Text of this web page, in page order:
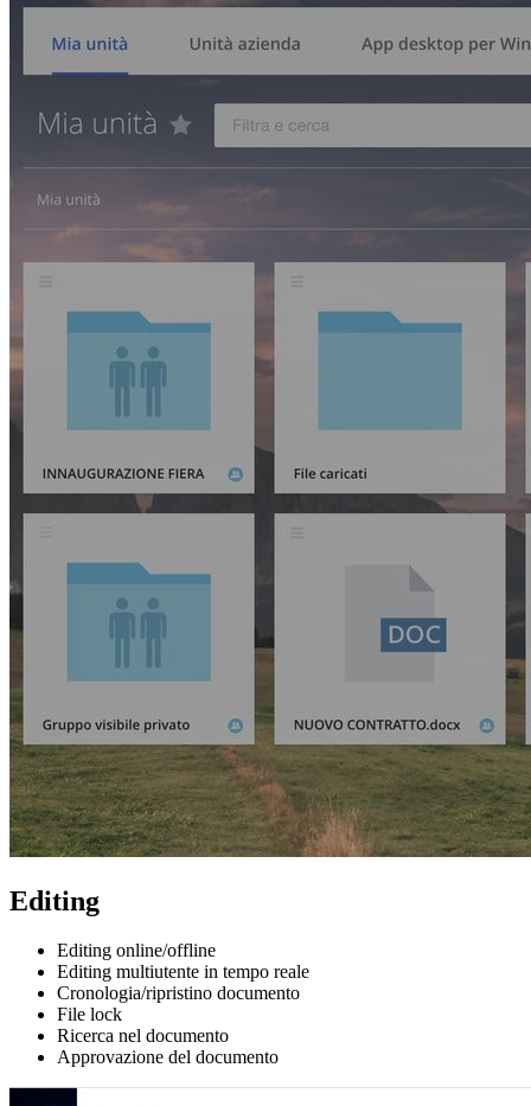
Editing
Editing online/offline
Editing multiutente in tempo reale
Cronologia/ripristino documento
File lock
Ricerca nel documento
Approvazione del documento